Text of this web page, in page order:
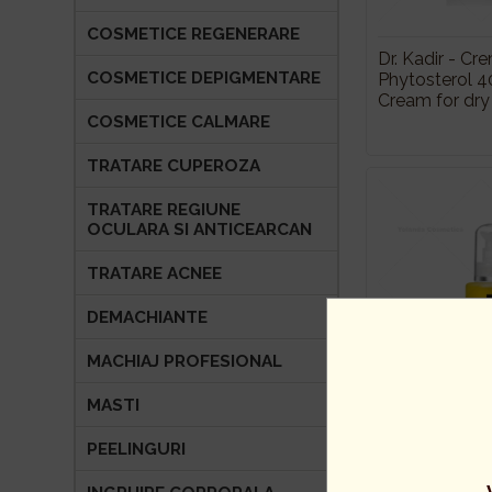
COSMETICE REGENERARE
COSMETICE DEPIGMENTARE
COSMETICE CALMARE
TRATARE CUPEROZA
TRATARE REGIUNE
OCULARA SI ANTICEARCAN
TRATARE ACNEE
DEMACHIANTE
MACHIAJ PROFESIONAL
MASTI
PEELINGURI
Dr. Kadir -
Phytosterol
Cream for
Phytosterol